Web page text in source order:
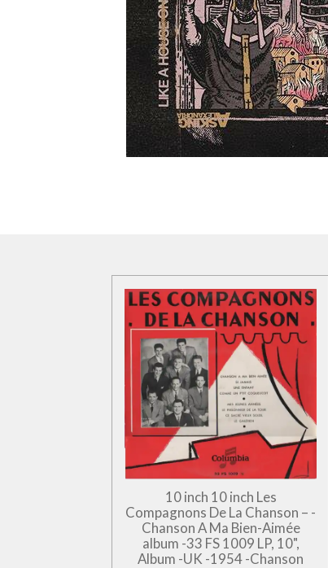
10 inch 10 inch Les
Compagnons De La Chanson – -
Chanson A Ma Bien-Aimée
album -33 FS 1009 LP, 10",
Album -UK -1954 -Chanson